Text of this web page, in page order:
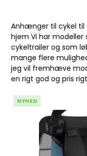
Anhænger til cykel til
hjem Vi har modeller
cykeltrailer og som
mange flere
jeg vil fremhæve
en rigt god og pris
NYHED